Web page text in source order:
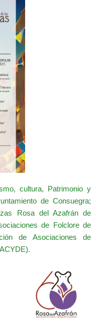
cultura, Patrimonio y
de Consuegra;
Rosa del Azafrán de
de Folclore de
de Asociaciones de